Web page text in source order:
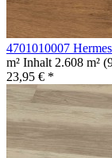
4701010007
m² Inhalt 2.608 m²
23,95 € *